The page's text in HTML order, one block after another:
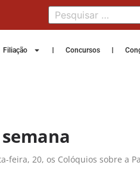
Filiação Concursos
20, os Colóquios sobre a